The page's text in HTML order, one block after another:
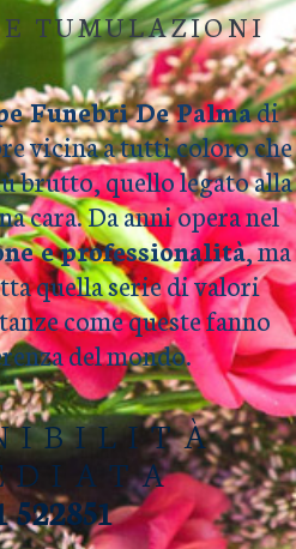
TUMULAZIONI
Funebri De Palmadi
vicina a tutti coloro che
brutto, quello legato alla
cara. Da anni opera nel
e professionalità, ma
quella serie di valori
come queste fanno
del mondo.
522851